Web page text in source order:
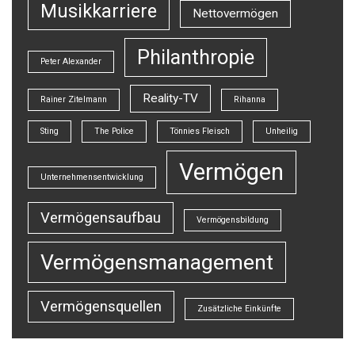
Musikkarriere Nettovermögen
Peter Alexander Philanthropie
Rainer Zitelmann Reality-TV Rihanna
Sting The Police Tönnies Fleisch Unheilig
Unternehmensentwicklung Vermögen
Vermögensaufbau Vermögensbildung
Vermögensmanagement
Vermögensquellen Zusätzliche Einkünfte